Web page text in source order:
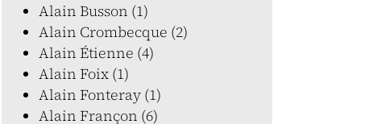
Alain Busson (1)
Alain Crombecque (2)
Alain Étienne (4)
Alain Foix (1)
Alain Fonteray (1)
Alain Françon (6)